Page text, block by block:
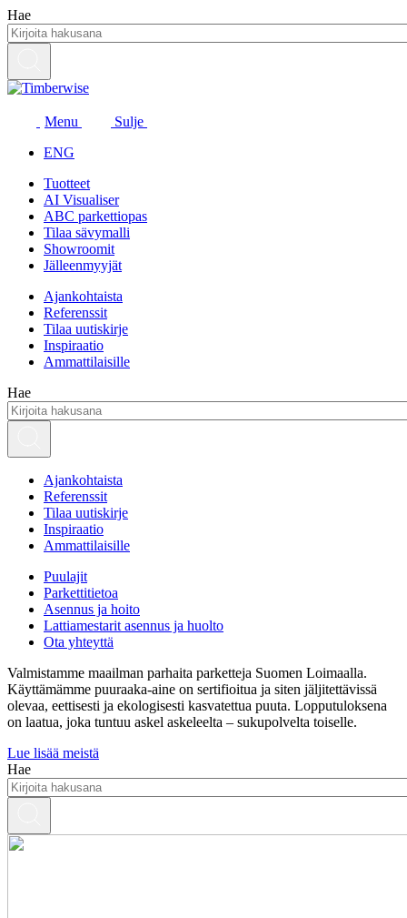
Siirry
sisältöön
Hae
Menu
Sulje
ENG
Tuotteet
AI Visualiser
ABC parkettiopas
Tilaa sävymalli
Showroomit
Jälleenmyyjät
Ajankohtaista
Referenssit
Tilaa uutiskirje
Inspiraatio
Ammattilaisille
Hae
Ajankohtaista
Referenssit
Tilaa uutiskirje
Inspiraatio
Ammattilaisille
Puulajit
Parkettitietoa
Asennus ja hoito
Lattiamestarit asennus ja huolto
Ota yhteyttä
Valmistamme maailman parhaita parketteja Suomen Loimaalla.
Käyttämämme puuraaka-aine on sertifioitua ja siten jäljitettävissä
olevaa, eettisesti ja ekologisesti kasvatettua puuta. Lopputuloksena
on laatua, joka tuntuu askel askeleelta – sukupolvelta toiselle.
Lue lisää meistä
Hae